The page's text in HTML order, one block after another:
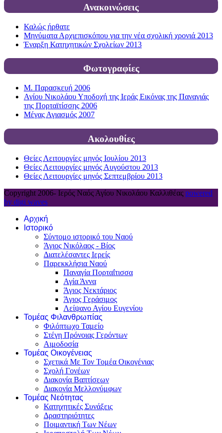
Ανακοινώσεις
Καλώς ήρθατε
Μηνύματα Αρχιεπισκόπου για την νέα σχολική χρονιά 2013
Έναρξη Κατηχητικών Σχολείων 2013
Φωτογραφίες
Μ. Παρασκευή 2006
Αγίου Νικολάου Υποδοχή της Ιεράς Εικόνας της Παναγιάς
της Πορταϊτίσσης 2006
Μέγας Αγιασμός 2007
Ακολουθίες
Θείες Λειτουργίες μηνός Ιουλίου 2013
Θείες Λειτουργίες μηνός Αυγούστου 2013
Θείες Λειτουργίες μηνός Σεπτεμβρίου 2013
Copyright 2006- Ιερός Ναός Αγίου Νικολάου Καλλιθέας powered
by digi waves
Αρχική
Ιστορικό
Σύντομο ιστορικό του Ναού
Άγιος Νικόλαος - Βίος
Διατελέσαντες Ιερείς
Παρεκκλήσια Ναού
Παναγία Πορταΐτισσα
Αγία Άννα
Άγιος Νεκτάριος
Άγιος Γεράσιμος
Λείψανο Αγίου Ευγενίου
Τομέας Φιλανθρωπίας
Φιλόπτωχο Ταμείο
Στέγη Πρόνοιας Γερόντων
Αιμοδοσία
Τομέας Οικογένειας
Σχετικά Με Τον Τομέα Οικογένιας
Σχολή Γονέων
Διακονία Βαπτίσεων
Διακονία Μελλονύμφων
Τομέας Νεότητας
Κατηχητικές Συνάξεις
Δραστηριότητες
Ποιμαντική Των Νέων